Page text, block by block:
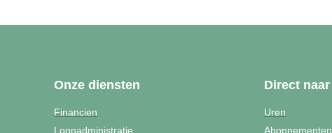
Onze diensten
Financien
Loonadministratie
Direct naar
Uren
Abonnementen